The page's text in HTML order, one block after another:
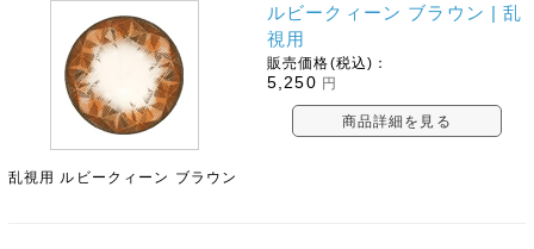
ルビークィーン ブラウン | 乱
視用
販売価格(税込)：
5,250 円
商品詳細を見る
乱視用 ルビークィーン ブラウン